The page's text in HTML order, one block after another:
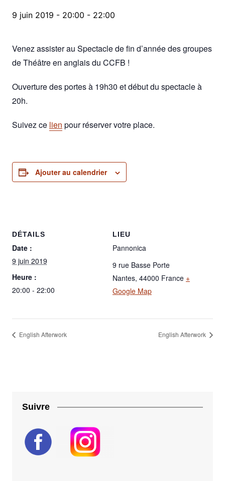
9 juin 2019 - 20:00 - 22:00
Venez assister au Spectacle de fin d’année des groupes
de Théâtre en anglais du CCFB !
Ouverture des portes à 19h30 et début du spectacle à
20h.
Suivez ce lien pour réserver votre place.
Ajouter au calendrier
DÉTAILS
Date :
9 juin 2019
Heure :
20:00 - 22:00
LIEU
Pannonica
9 rue Basse Porte
Nantes, 44000 France +
Google Map
English Afterwork English Afterwork
Suivre